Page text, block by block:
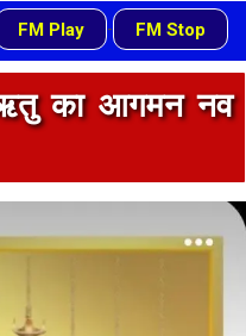
FM Play - FM Stop
का आगमन नव